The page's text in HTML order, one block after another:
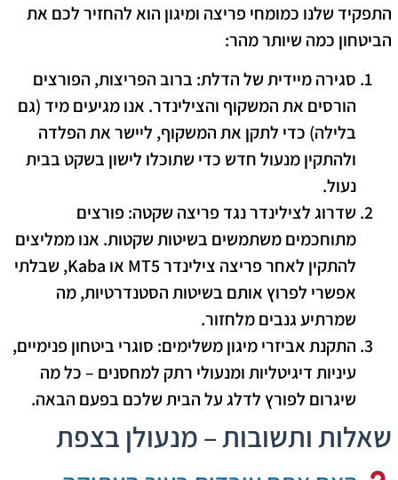
התפקיד שלנו כמומחי פריצה ומיגון הוא להחזיר לכם את
הביטחון כמה שיותר מהר:
סגירה מיידית של הדלת: ברוב הפריצות, הפורצים
הורסים את המשקוף והצילינדר. אנו מגיעים מיד (גם
בלילה) כדי לתקן את המשקוף, ליישר את הפלדה
ולהתקין מנעול חדש כדי שתוכלו לישון בשקט בבית
נעול.
שדרוג לצילינדר נגד פריצה שקטה: פורצים
מתוחכמים משתמשים בשיטות שקטות. אנו ממליצים
להתקין לאחר פריצה צילינדרMT5 או Kaba, שבלתי
אפשרי לפרוץ אותם בשיטות הסטנדרטיות, מה
שמרתיע גנבים מלחזור.
התקנת אביזרי מיגון משלימים: סוגרי ביטחון פנימיים,
עיניות דיגיטליות ומנעולי רתק למחסנים – כל מה
שיגרום לפורץ לדלג על הבית שלכם בפעם הבאה.
שאלות ותשובות – מנעולן בצפת